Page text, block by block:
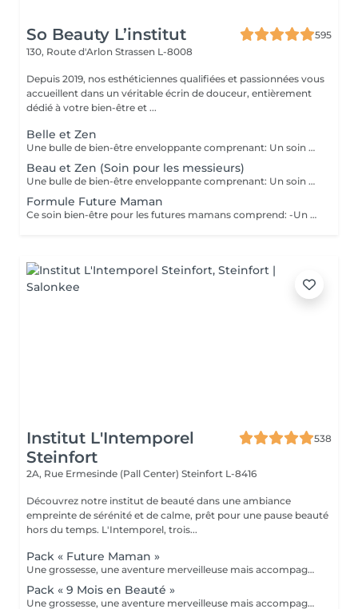
So Beauty L’institut
595
130, Route d'Arlon Strassen L-8008
Depuis 2019, nos esthéticiennes qualifiées et passionnées vous
accueillent dans un véritable écrin de douceur, entièrement
dédié à votre bien-être et ...
Belle et Zen
Une bulle de bien-être enveloppante comprenant: Un soin du visage nettoyant et hydratant d'une durée de 60 minutes. (Démaquillage, gommage, extraction des comédons, massage visage, masque et crème de soin) Une manucure ( Limage, la pousse et coupe des cuticules, gommage et massage avec crème de soin. Base transparente comprise si souhaitée) Un massage relaxant des pieds ou des mains d'une durée de 20 minutes
Beau et Zen (Soin pour les messieurs)
Une bulle de bien-être enveloppante comprenant: Un soin visage éclat d'une durée de 50 minutes adapté à votre type de peau (Nettoyage, gommage, extraction des comédons, massage visage, masque et crème de soin) Un massage relaxant du dos d'une durée de 20 minutes. Une manucure ( Limage, la pousse et coupe des cuticules, gommage et massage avec crème de soin)
Formule Future Maman
Ce soin bien-être pour les futures mamans comprend: -Un soin Visage Hydratant 60 minutes. -Une beauté des pieds -Un massage pré-natal 50 minutes -Un soin drainant des jambes 20 minutes Un petite bulle de bien-être à s'offrir ou se faire offrir. Possibilité de faire les soins le même jour, ou sur plusieurs jours.
Institut L'Intemporel
Steinfort
538
2A, Rue Ermesinde (Pall Center) Steinfort L-8416
Découvrez notre institut de beauté dans une ambiance
empreinte de sérénité et de calme, prêt pour une pause beauté
hors du temps. L'Intemporel, trois...
Pack « Future Maman »
Une grossesse, une aventure merveilleuse mais accompagnée bien souvent de fatigue, jambes lourdes, teint brouillé, morale up and down, alors pour vous soulager, nous avons créé nos packs. A commencer au second trimestre : - 6 massages prénatals (à raison d'un/mois) - 1 soin visage Bulle de douceur ou purifiant ou hydratant intense selon votre type de peau (avant l'arrivée de bébé et la maternité) - 2 beautés des pieds (car à moins d'être une acrobate en fin de parcours nos pieds sont loin ;-) - 1 crème spéciale vergetures Clarins et 1 protection UV 50 pour éviter les tâches pigmentaires Prix spécial de 920€ au lieu de 1135€ A offrir ou à s'offrir
Pack « 9 Mois en Beauté »
Une grossesse, une aventure merveilleuse mais accompagnée bien souvent de fatigue, jambes lourdes, teint brouillé, morale up and down, alors pour vous soulager, nous avons créé nos packs. A commencer au second trimestre : - 12 massages prénatals (à raison de 2/mois) - 4 soins visage Bulle de douceur ou purifiant ou hydratant intense selon votre type de peau (à étaler selon vos envies ou toutes 6 semaines) - 3 beautés des pieds (car à moins d'être une acrobate en fin de parcours nos pieds sont loin ;-) - 1 crème spéciale vergetures Clarins, 1 huile tonic Clarins et 1 protection UV 50 Clarins pour éviter les tâches pigmentaires Prix spécial de 1899€ au lieu de 2415€ A offrir ou à s'offrir